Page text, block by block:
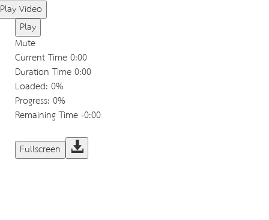
Play Video
Play
Mute
Current Time0:00
Duration Time0:00
Loaded: 0%
Progress: 0%
Remaining Time-0:00
Fullscreen